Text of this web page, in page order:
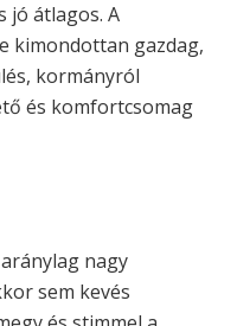
jó átlagos. A
kimondottan gazdag,
kormányról
és komfortcsomag
nagy
sem kevés